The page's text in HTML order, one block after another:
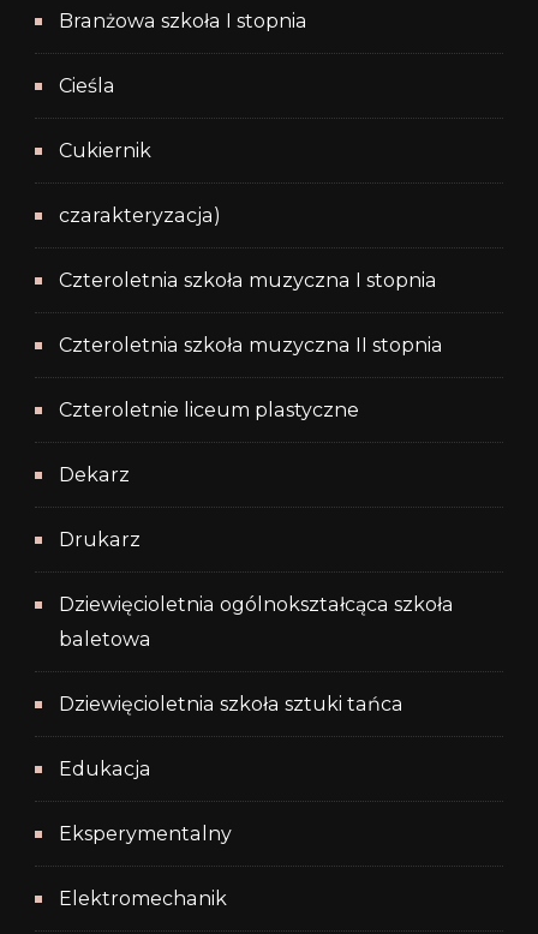
Branżowa szkoła I stopnia
Cieśla
Cukiernik
czarakteryzacja)
Czteroletnia szkoła muzyczna I stopnia
Czteroletnia szkoła muzyczna II stopnia
Czteroletnie liceum plastyczne
Dekarz
Drukarz
Dziewięcioletnia ogólnokształcąca szkoła
baletowa
Dziewięcioletnia szkoła sztuki tańca
Edukacja
Eksperymentalny
Elektromechanik